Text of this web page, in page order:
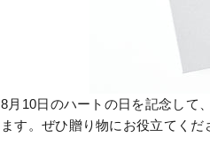
8月10日のハートの日を記念して
ます。ぜひ贈り物にお役立てくだ